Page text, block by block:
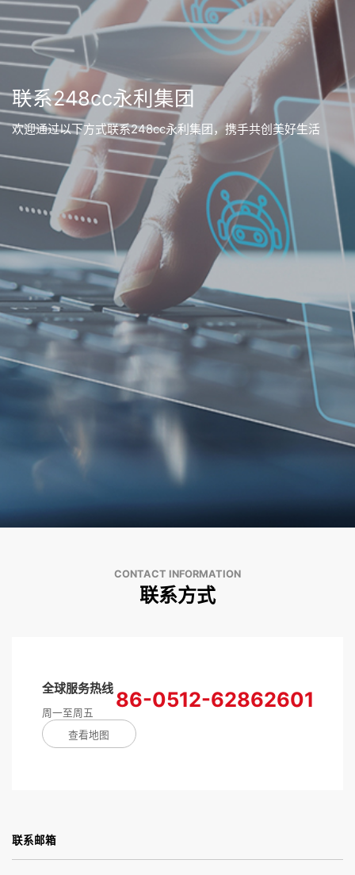
联系248cc永利集团
欢迎通过以下方式联系248cc永利集团，携手共创美好生活
CONTACT INFORMATION
联系方式
全球服务热线
周一至周五
86-0512-62862601
查看地图
联系邮箱